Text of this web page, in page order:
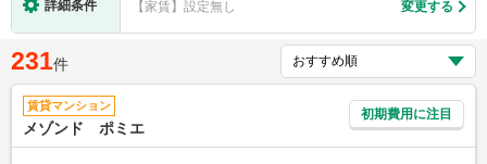
詳細条件 【家賃】設定無し 変更する
231件
賃貸マンション
メゾンド ポミエ
初期費用に注目